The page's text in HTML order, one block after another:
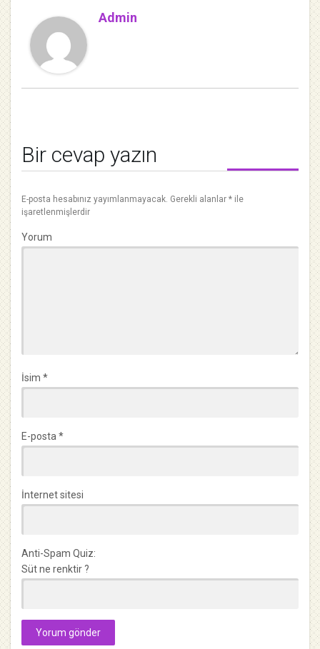
Admin
Bir cevap yazın
E-posta hesabınız yayımlanmayacak. Gerekli alanlar * ile
işaretlenmişlerdir
Yorum
İsim *
E-posta *
İnternet sitesi
Anti-Spam Quiz:
Süt ne renktir ?